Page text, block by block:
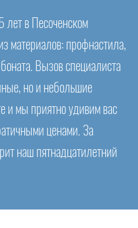
лет в Песоченском
материалов: профнастила,
Вызов специалиста
но и небольшие
и мы приятно удивим вас
ценами. За
наш пятнадцатилетний